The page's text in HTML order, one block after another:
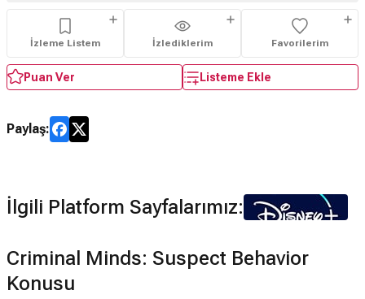
İzleme Listem İzlediklerim Favorilerim
Puan Ver Listeme Ekle
Paylaş:
İlgili Platform Sayfalarımız:
Criminal Minds: Suspect Behavior
Konusu